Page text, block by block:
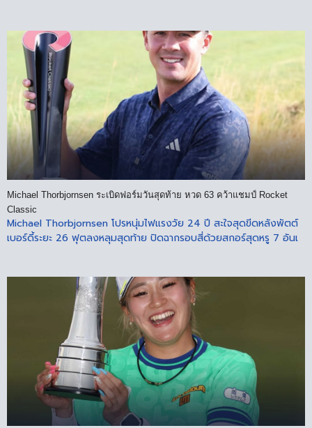
Michael Thorbjornsen ระเบิดฟอร์มวันสุดท้าย หวด 63 คว้าแชมป์ Rocket
Classic
Michael Thorbjornsen โปรหนุ่มไฟแรงวัย 24 ปี สะใจสุดขีดหลังพัตต์
เบอร์ดี้ระยะ 26 ฟุตลงหลุมสุดท้าย ปิดฉากรอบสี่ด้วยสกอร์สุดหรู 7 อันเ